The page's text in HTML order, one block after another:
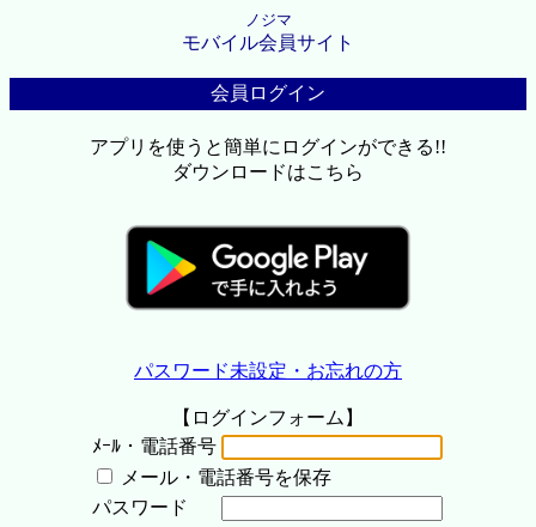
ノジマ
モバイル会員サイト
会員ログイン
アプリを使うと簡単にログインができる!!
ダウンロードはこちら
パスワード未設定・お忘れの方
【ログインフォーム】
ﾒｰﾙ・電話番号
メール・電話番号を保存
パスワード